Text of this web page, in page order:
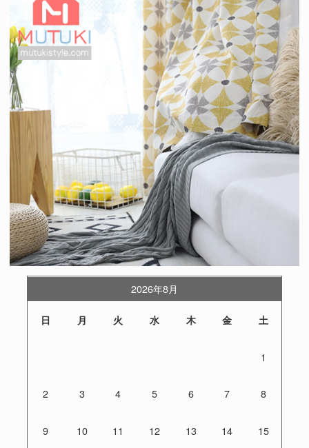
2026年8月
日 月 火 水 木 金 土
1
2 3 4 5 6 7 8
9 10 11 12 13 14 15